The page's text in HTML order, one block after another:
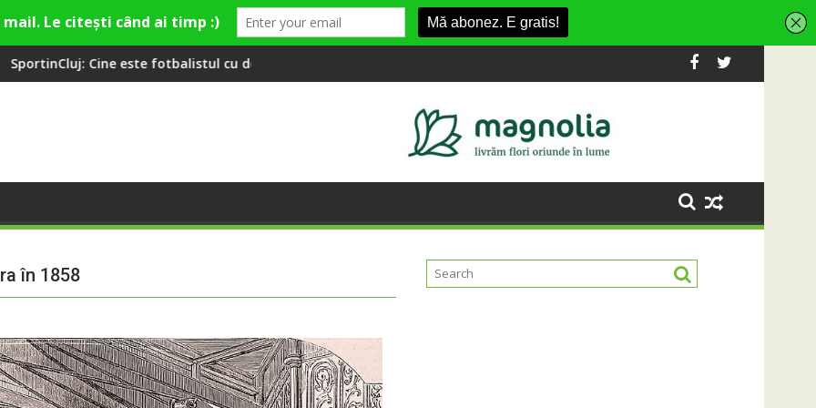
cu două diplome care a învățat româna la 2 ani
Compania de Apă Someș, campioană la dezvoltarea infrastructurii de apă și canalizare
Universitatea Cluj a câștigat partida
în 1858